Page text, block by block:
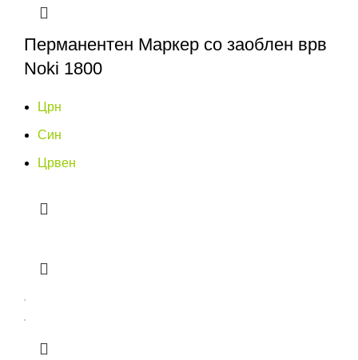
Перманентен Маркер со заоблен врв
Noki 1800
Црн
Син
Црвен